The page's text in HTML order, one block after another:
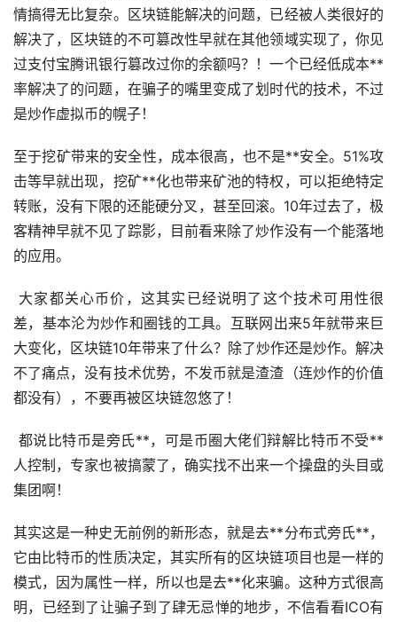
情搞得无比复杂。区块链能解决的问题，已经被人类很好的
解决了，区块链的不可篡改性早就在其他领域实现了，你见
过支付宝腾讯银行篡改过你的余额吗？！一个已经低成本**
率解决了的问题，在骗子的嘴里变成了划时代的技术，不过
是炒作虚拟币的幌子！
至于挖矿带来的安全性，成本很高，也不是**安全。51%攻
击等早就出现，挖矿**化也带来矿池的特权，可以拒绝特定
转账，没有下限的还能硬分叉，甚至回滚。10年过去了，极
客精神早就不见了踪影，目前看来除了炒作没有一个能落地
的应用。
大家都关心币价，这其实已经说明了这个技术可用性很
差，基本沦为炒作和圈钱的工具。互联网出来5年就带来巨
大变化，区块链10年带来了什么？除了炒作还是炒作。解决
不了痛点，没有技术优势，不发币就是渣渣（连炒作的价值
都没有），不要再被区块链忽悠了！
都说比特币是旁氏**，可是币圈大佬们辩解比特币不受**
人控制，专家也被搞蒙了，确实找不出来一个操盘的头目或
集团啊！
其实这是一种史无前例的新形态，就是去**分布式旁氏**，
它由比特币的性质决定，其实所有的区块链项目也是一样的
模式，因为属性一样，所以也是去**化来骗。这种方式很高
明，已经到了让骗子到了肆无忌惮的地步，不信看看ICO有